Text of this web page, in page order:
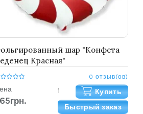
шар "Конфета
Красная"
0 отзыв(ов)
Купить
Быстрый заказ